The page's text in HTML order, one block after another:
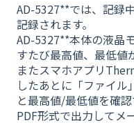
AD-5327**では、記録
記録されます。
AD-5327**本体の液晶
すたび最高値、最低値
またスマホアプリ
したあとに「ファイル
と最高値/最低値を確認
PDF形式で出力してメ